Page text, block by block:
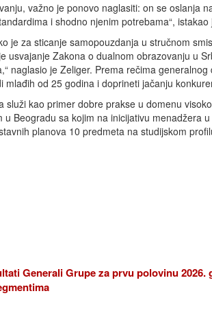
važno je ponovo naglasiti: on se oslanja
i shodno njenim potrebama“, istakao
je za sticanje samopouzdanja u stručnom
Zakona o dualnom obrazovanju u
naglasio je Zeliger. Prema rečima
od 25 godina i doprineti jačanju
kao primer dobre prakse u domenu
Beogradu sa kojim na inicijativu menadžera
planova 10 predmeta na studijskom
Generali Grupe za prvu polovinu 2026.